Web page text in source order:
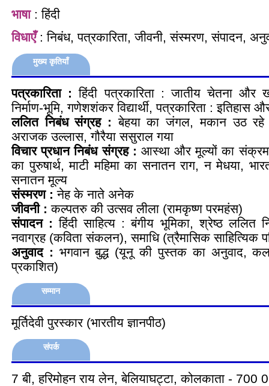
भाषा: हिंदी
विधाएँ: निबंध, पत्रकारिता, जीवनी, संस्मरण, संपादन,
मुख्य कृतियाँ
पत्रकारिता :हिंदी पत्रकारिता : जातीय चेतना और
निर्माण-भूमि, गणेशशंकर विद्यार्थी, पत्रकारिता : इतिहास
ललित निबंध संग्रह :बेहया का जंगल, मकान उठ
अराजक उल्लास, गौरैया ससुराल गया
विचार प्रधान निबंध संग्रह : आस्था और मूल्यों का
का पुरुषार्थ, माटी महिमा का सनातन राग, न मेधया,
सनातन मूल्य
संस्मरण :नेह के नाते अनेक
जीवनी :कल्पतरु की उत्सव लीला (रामकृष्ण परमहंस)
संपादन :हिंदी साहित्य : बंगीय भूमिका, श्रेष्ठ
नवाग्रह (कविता संकलन), समाधि (त्रैमासिक साहित्यिक
अनुवाद : भगवान बुद्ध (यूनू की पुस्तक का अनुवाद,
प्रकाशित)
सम्मान
मूर्तिदेवी पुरस्कार (भारतीय ज्ञानपीठ)
संपर्क
7 बी, हरिमोहन राय लेन, बेलियाघट्टा, कोलकाता - 700